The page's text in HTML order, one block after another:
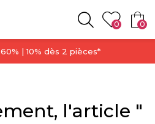
Rechercher
0 0
| 10% dès 2 pièces*
l'article "